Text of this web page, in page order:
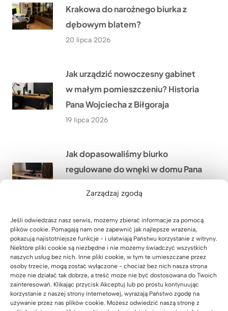
Zarządzaj zgodą
Jeśli odwiedzasz nasz serwis, możemy zbierać informacje za pomocą
plików cookie. Pomagają nam one zapewnić jak najlepsze wrażenia,
pokazują najistotniejsze funkcje - i ułatwiają Państwu korzystanie z witryny.
Niektóre pliki cookie są niezbędne i nie możemy świadczyć wszystkich
naszych usług bez nich. Inne pliki cookie, w tym te umieszczane przez
osoby trzecie, mogą zostać wyłączone - chociaż bez nich nasza strona
może nie działać tak dobrze, a treść może nie być dostosowana do Twoich
zainteresowań. Klikając przycisk Akceptuj lub po prostu kontynuując
korzystanie z naszej strony internetowej, wyrażają Państwo zgodę na
używanie przez nas plików cookie. Możesz odwiedzić naszą stronę z
Krakowa do narożnego biurka z
dębowym blatem?
20 lipca 2026
Jak urządzić nowoczesny gabinet
w małym pomieszczeniu? Historia
Pana Wojciecha z Biłgoraja
19 lipca 2026
Jak dopasowaliśmy biurko
regulowane do wnęki w domu Pana
18 lipca 2026
Jak stworzyliśmy duże stanowisko
pracy dla 4 osób w firmie WOMAR
HVAC w Krakowie?
17 lipca 2026